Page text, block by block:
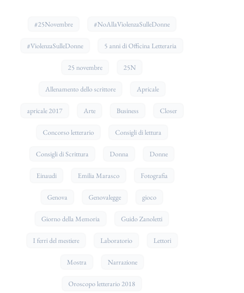
#25Novembre #NoAllaViolenzaSulleDonne
#ViolenzaSulleDonne 5 anni di Officina Letteraria
25 novembre 25N
Allenamento dello scrittore Apricale
apricale 2017 Arte Business Closer
Concorso letterario Consigli di lettura
Consigli di Scrittura Donna Donne
Einaudi Emilia Marasco Fotografia
Genova Genovalegge gioco
Giorno della Memoria Guido Zanoletti
I ferri del mestiere Laboratorio Lettori
Mostra Narrazione
Oroscopo letterario 2018